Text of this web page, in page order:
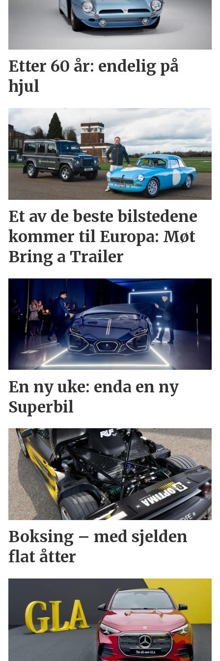
Etter 60 år: endelig på
hjul
Et av de beste bilstedene
kommer til Europa: Møt
Bring a Trailer
En ny uke: enda en ny
Superbil
Boksing – med sjelden
flat åtter